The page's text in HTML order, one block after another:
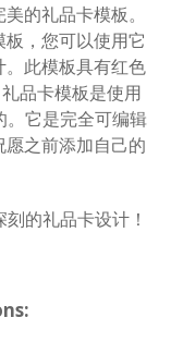
的礼品卡模板。
，您可以使用它
此模板具有红色
品卡模板是使用
。它是完全可编辑
之前添加自己的
的礼品卡设计！